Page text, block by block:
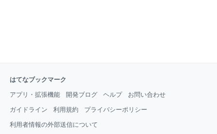
はてなブックマーク
アプリ・拡張機能 開発ブログ ヘルプ お問い合わせ
ガイドライン 利用規約 プライバシーポリシー
利用者情報の外部送信について